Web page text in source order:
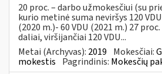
20 proc. – darbo užmokesčiui (su
kurio metinė suma neviršys 120
(2020 m.)- 60 VDU (2021 m.) 27
daliai, viršijančiai 120 VDU...
Metai (Archyvas): 2019 Mokesčiai:
mokestis Pagrindinis: Mokesčių